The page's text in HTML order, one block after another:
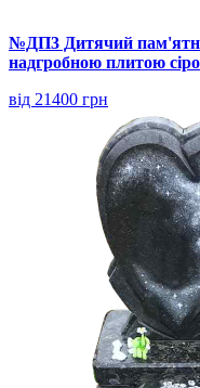
№ДП3 Дитячий
надгробною плитою
від 21400 грн